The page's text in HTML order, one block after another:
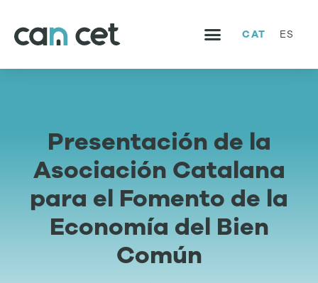
CAT ES
Presentación de la
Asociación Catalana
para el Fomento de la
Economía del Bien
Común